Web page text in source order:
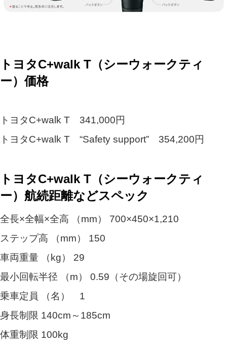
トヨタC+walk T（シーウォークティ
ー）価格
トヨタC+walk T 341,000円
トヨタC+walk T “Safety support” 354,200円
トヨタC+walk T（シーウォークティ
ー）航続距離などスペック
全長×全幅×全高 （mm） 700×450×1,210
ステップ高 （mm） 150
車両重量 （kg） 29
最小回転半径 （m） 0.59（その場旋回可）
乗車定員 （名） 1
身長制限 140cm～185cm
体重制限 100kg